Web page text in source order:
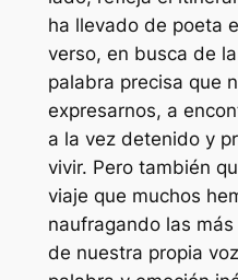
ha llevado de poeta
verso, en busca de
palabra precisa que
expresarnos, a
a la vez detenido y
vivir. Pero también
viaje que muchos
naufragando las
de nuestra propia